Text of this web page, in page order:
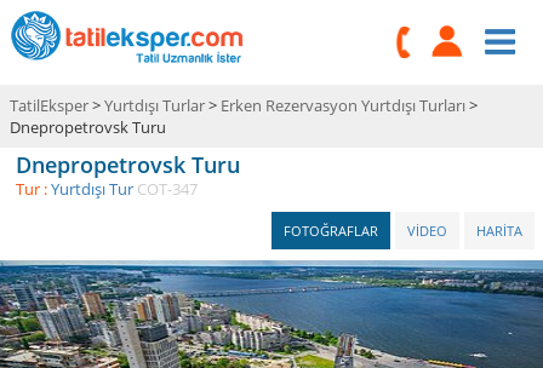
TatilEksper>Yurtdışı Turlar> Erken Rezervasyon Yurtdışı Turları>
Dnepropetrovsk Turu
Dnepropetrovsk Turu
Tur :Yurtdışı Tur COT-347
HARİTA
VİDEO
FOTOĞRAFLAR